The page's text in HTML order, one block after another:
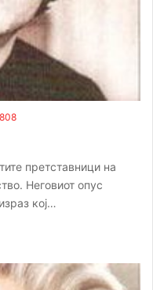
808
претставници на
Неговиот опус
кој…